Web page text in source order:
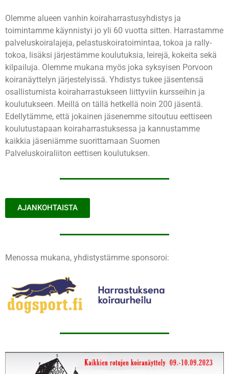
Olemme alueen vanhin koiraharrastusyhdistys ja
toimintamme käynnistyi jo yli 60 vuotta sitten. Harrastamme
palveluskoiralajeja, pelastuskoiratoimintaa, tokoa ja rally-
tokoa, lisäksi järjestämme koulutuksia, leirejä, kokeita sekä
kilpailuja. Olemme mukana myös joka syksyisen Porvoon
koiranäyttelyn järjestelyissä. Yhdistys tukee jäsentensä
osallistumista koiraharrastukseen liittyviin kursseihin ja
koulutukseen. Meillä on tällä hetkellä noin 200 jäsentä.
Edellytämme, että jokainen jäsenemme sitoutuu eettiseen
koulutustapaan koiraharrastuksessa ja kannustamme
kaikkia jäseniämme suorittamaan Suomen
Palveluskoiraliiton eettisen koulutuksen.
AJANKOHTAISTA
Menossa mukana, yhdistystämme sponsoroi: